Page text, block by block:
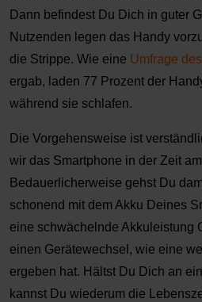
Dann befindest Du Dich in guter
Nutzenden legen das Handy
die Strippe. Wie eine Umfrage
ergab, laden 77 Prozent der
während sie schlafen.
Die Vorgehensweise ist
wir das Smartphone in der Zeit
Bedauerlicherweise gehst Du
schonend mit dem Akku Deines
eine schwächelnde Akkuleistung
einen Gerätewechsel, wie eine
ergeben hat. Hältst Du Dich an
kannst Du wiederum die